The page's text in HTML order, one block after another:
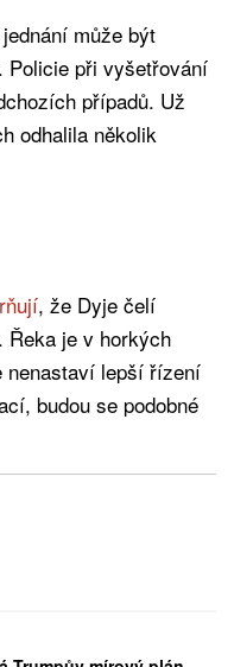
může být
Policie při vyšetřování
případů. Už
odhalila několik
, že Dyje čelí
Řeka je v horkých
nenastaví lepší řízení
budou se podobné